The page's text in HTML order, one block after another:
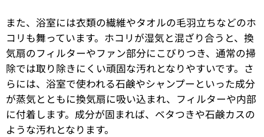
また、浴室には衣類の繊維やタオルの毛羽立ちなどのホ
コリも舞っています。ホコリが湿気と混ざり合うと、換
気扇のフィルターやファン部分にこびりつき、通常の掃
除では取り除きにくい頑固な汚れとなりやすいです。さ
らには、浴室で使われる石鹸やシャンプーといった成分
が蒸気とともに換気扇に吸い込まれ、フィルターや内部
に付着します。成分が固まれば、ベタつきや石鹸カスの
ような汚れとなります。